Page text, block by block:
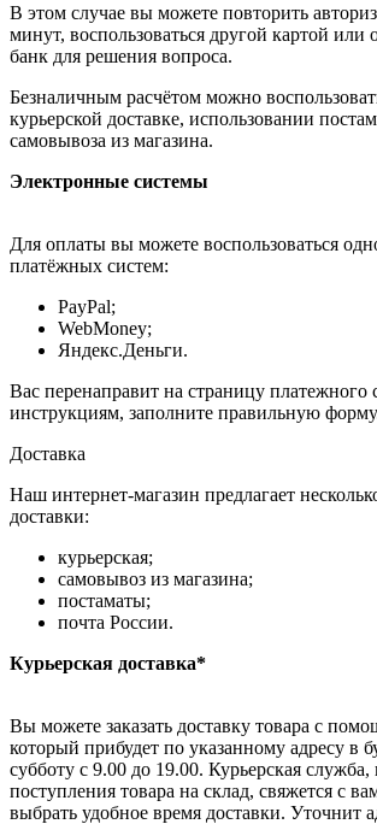
В этом случае вы можете повторить
минут, воспользоваться другой картой или
банк для решения вопроса.
Безналичным расчётом можно
курьерской доставке, использовании
самовывоза из магазина.
Электронные системы
Для оплаты вы можете воспользоваться
платёжных систем:
PayPal;
WebMoney;
Яндекс.Деньги.
Вас перенаправит на страницу платежного
инструкциям, заполните правильную
Доставка
Наш интернет-магазин предлагает
доставки:
курьерская;
самовывоз из магазина;
постаматы;
почта России.
Курьерская доставка*
Вы можете заказать доставку товара с
который прибудет по указанному адресу в
субботу с 9.00 до 19.00. Курьерская служба,
поступления товара на склад, свяжется с
выбрать удобное время доставки. Уточнит